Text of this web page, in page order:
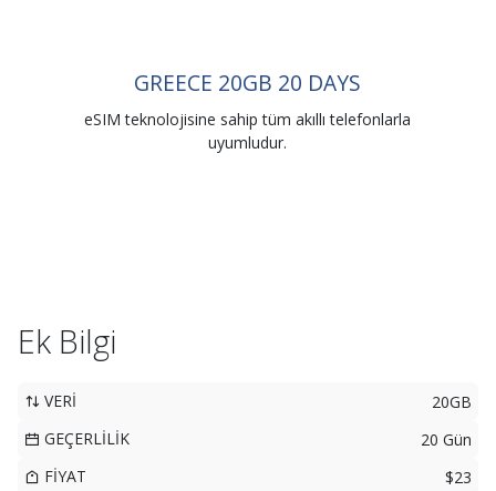
GREECE 20GB 20 DAYS
eSIM teknolojisine sahip tüm akıllı telefonlarla
uyumludur.
Ek Bilgi
VERİ
20GB
GEÇERLİLİK
20 Gün
FİYAT
$23